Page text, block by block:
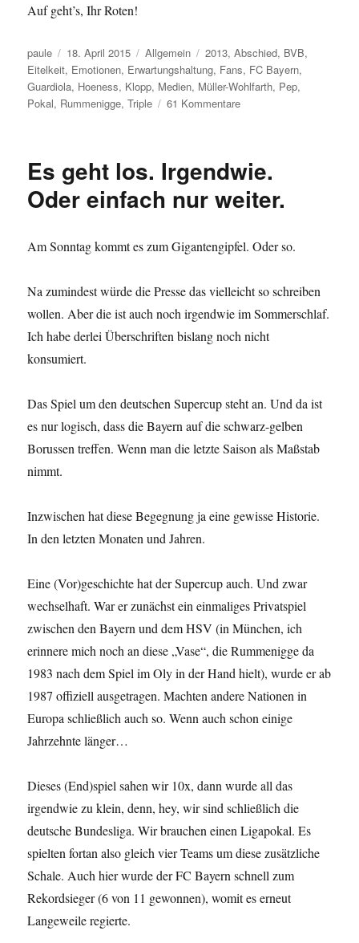
Auf geht’s, Ihr Roten!
Autor
paule
Veröffentlicht
am
18. April 2015 Kategorien
Allgemein Schlagwörter
2013,Abschied, BVB,
Eitelkeit, Emotionen, Erwartungshaltung, Fans, FC Bayern,
Guardiola, Hoeness, Klopp, Medien, Müller-Wohlfarth, Pep,
Pokal, Rummenigge,Triple 61 Kommentarezu
und
Menge
Es geht los. Irgendwie.
Oder einfach nur weiter.
Am Sonntag kommt es zum Gigantengipfel. Oder so.
Na zumindest würde die Presse das vielleicht so schreiben
wollen. Aber die ist auch noch irgendwie im Sommerschlaf.
Ich habe derlei Überschriften bislang noch nicht
konsumiert.
Das Spiel um den deutschen Supercup steht an. Und da ist
es nur logisch, dass die Bayern auf die schwarz-gelben
Borussen treffen. Wenn man die letzte Saison als Maßstab
nimmt.
Inzwischen hat diese Begegnung ja eine gewisse Historie.
In den letzten Monaten und Jahren.
Eine (Vor)geschichte hat der Supercup auch. Und zwar
wechselhaft. War er zunächst ein einmaliges Privatspiel
zwischen den Bayern und dem HSV (in München, ich
erinnere mich noch an diese „Vase“, die Rummenigge da
1983 nach dem Spiel im Oly in der Hand hielt), wurde er ab
1987 offiziell ausgetragen. Machten andere Nationen in
Europa schließlich auch so. Wenn auch schon einige
Jahrzehnte länger…
Dieses (End)spiel sahen wir 10x, dann wurde all das
irgendwie zu klein, denn, hey, wir sind schließlich die
deutsche Bundesliga. Wir brauchen einen Ligapokal. Es
spielten fortan also gleich vier Teams um diese zusätzliche
Schale. Auch hier wurde der FC Bayern schnell zum
Rekordsieger (6 von 11 gewonnen), womit es erneut
Langeweile regierte.